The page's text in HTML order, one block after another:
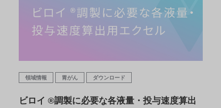
領域情報 胃がん ダウンロード
ビロイ ®調製に必要な各液量・投与速度算出